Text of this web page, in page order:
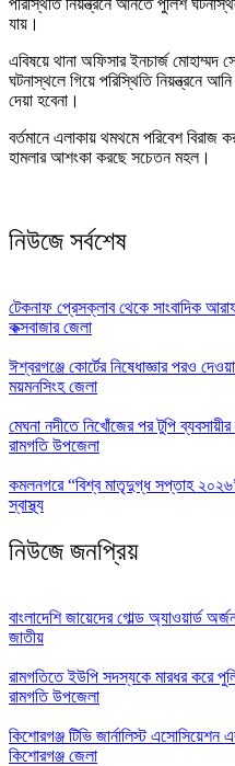
যায়।
এবিষয়ে থানা অফিসার ইনচার্জ মোহাম্মদ
ঘটনাস্থলে গিয়ে পরিস্থিতি নিয়ন্ত্রনে
দেয়া হবেনা।
বর্তমানে এলাকায় থমথমে পরিবেশ বিরাজ
হামলার আশংকা করছে সচেতন মহল।
নিউজে সর্বশেষ
টেকনাফ প্রেসক্লাব থেকে সাংবাদিক
কক্সবাজার জেলা
ঈশ্বরগঞ্জে কোর্টের নিষেধাজ্ঞার পরও
ময়মনসিংহ জেলা
মেঘনা নদীতে নিখোঁজের পর টুপি
রামগতি উপজেলা
কমলনগরে “বিশ্ব মাতৃদুগ্ধ সপ্তাহ
স্বাস্থ্য
নিউজে জনপ্রিয়
বাংলাদেশি জায়েদের গোল্ড অ্যাওয়ার্ড
জাতীয়
রামগতিতে ইউপি সদস্যকে মারধর করে
রামগতি উপজেলা
কিশোরগঞ্জ টিভি জার্নালিস্ট এসোসিয়েশন
কিশোরগঞ্জ জেলা